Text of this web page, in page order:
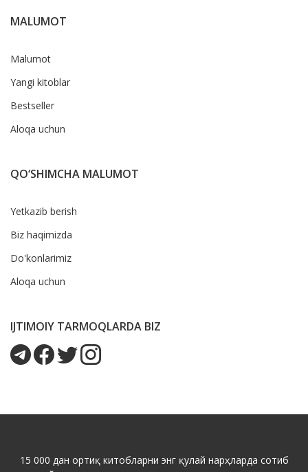
MALUMOT
Malumot
Yangi kitoblar
Bestseller
Aloqa uchun
QO‘SHIMCHA MALUMOT
Yetkazib berish
Biz haqimizda
Do'konlarimiz
Aloqa uchun
IJTIMOIY TARMOQLARDA BIZ
15 000 дан ортиқ китобларни энг қулай нарҳларда сотиб